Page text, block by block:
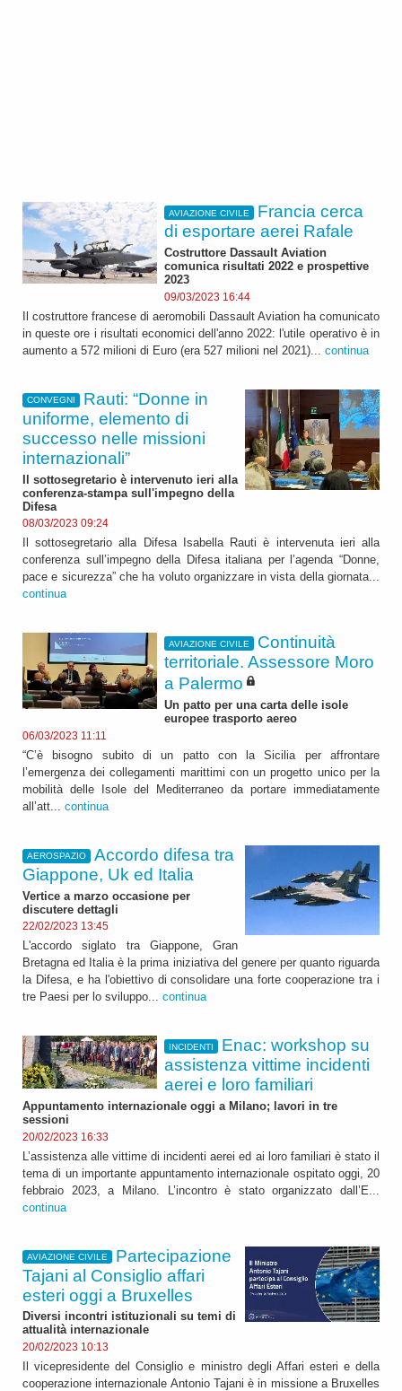
AVIAZIONE CIVILE
Francia cerca
di esportare aerei Rafale
Costruttore Dassault Aviation
comunica risultati 2022 e prospettive
2023
09/03/2023 16:44
Il costruttore francese di aeromobili Dassault Aviation ha comunicato
in queste ore i risultati economici dell'anno 2022: l'utile operativo è in
aumento a 572 milioni di Euro (era 527 milioni nel 2021)... continua
CONVEGNI
Rauti: “Donne in
uniforme, elemento di
successo nelle missioni
internazionali”
Il sottosegretario è intervenuto ieri alla
conferenza-stampa sull'impegno della
Difesa
08/03/2023 09:24
Il sottosegretario alla Difesa Isabella Rauti è intervenuta ieri alla
conferenza sull’impegno della Difesa italiana per l’agenda “Donne,
pace e sicurezza” che ha voluto organizzare in vista della giornata...
continua
AVIAZIONE CIVILE
Continuità
territoriale. Assessore Moro
a Palermo
Un patto per una carta delle isole
europee trasporto aereo
06/03/2023 11:11
“C’è bisogno subito di un patto con la Sicilia per affrontare
l’emergenza dei collegamenti marittimi con un progetto unico per la
mobilità delle Isole del Mediterraneo da portare immediatamente
all’att... continua
AEROSPAZIO
Accordo difesa tra
Giappone, Uk ed Italia
Vertice a marzo occasione per
discutere dettagli
22/02/2023 13:45
L'accordo siglato tra Giappone, Gran
Bretagna ed Italia è la prima iniziativa del genere per quanto riguarda
la Difesa, e ha l'obiettivo di consolidare una forte cooperazione tra i
tre Paesi per lo sviluppo... continua
INCIDENTI
Enac: workshop su
assistenza vittime incidenti
aerei e loro familiari
Appuntamento internazionale oggi a Milano; lavori in tre
sessioni
20/02/2023 16:33
L’assistenza alle vittime di incidenti aerei ed ai loro familiari è stato il
tema di un importante appuntamento internazionale ospitato oggi, 20
febbraio 2023, a Milano. L’incontro è stato organizzato dall’E...
continua
AVIAZIONE CIVILE
Partecipazione
Tajani al Consiglio affari
esteri oggi a Bruxelles
Diversi incontri istituzionali su temi di
attualità internazionale
20/02/2023 10:13
Il vicepresidente del Consiglio e ministro degli Affari esteri e della
cooperazione internazionale Antonio Tajani è in missione a Bruxelles